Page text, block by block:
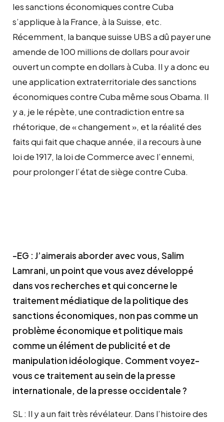
les sanctions économiques contre Cuba
s’applique à la France, à la Suisse, etc.
Récemment, la banque suisse UBS a dû payer une
amende de 100 millions de dollars pour avoir
ouvert un compte en dollars à Cuba. Il y a donc eu
une application extraterritoriale des sanctions
économiques contre Cuba même sous Obama. Il
y a, je le répète, une contradiction entre sa
rhétorique, de « changement », et la réalité des
faits qui fait que chaque année, il a recours à une
loi de 1917, la loi de Commerce avec l’ennemi,
pour prolonger l’état de siège contre Cuba.
-EG : J’aimerais aborder avec vous, Salim
Lamrani, un point que vous avez développé
dans vos recherches et qui concerne le
traitement médiatique de la politique des
sanctions économiques, non pas comme un
problème économique et politique mais
comme un élément de publicité et de
manipulation idéologique. Comment voyez-
vous ce traitement au sein de la presse
internationale, de la presse occidentale ?
SL : Il y a un fait très révélateur. Dans l’histoire des